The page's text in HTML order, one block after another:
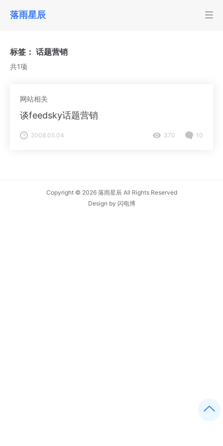
落雨星辰
标签： 话题营销
共1项
网站相关
谈feedsky话题营销
2008.05.04 370 10
Copyright © 2026 落雨星辰 All Rights Reserved
Design by 闪电博